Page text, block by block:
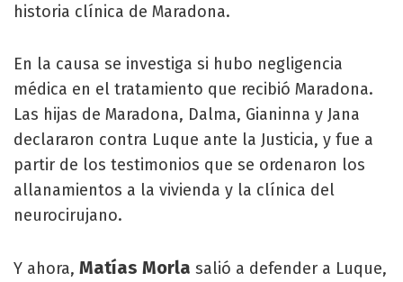
historia clínica de Maradona.
En la causa se investiga si hubo negligencia
médica en el tratamiento que recibió Maradona.
Las hijas de Maradona, Dalma, Gianinna y Jana
declararon contra Luque ante la Justicia, y fue a
partir de los testimonios que se ordenaron los
allanamientos a la vivienda y la clínica del
neurocirujano.
Y ahora, Matías Morla salió a defender a Luque,